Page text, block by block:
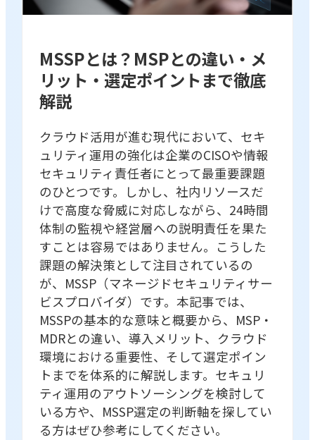
MSSPとは？MSPとの違い・メ
リット・選定ポイントまで徹底
解説
クラウド活用が進む現代において、セキ
ュリティ運用の強化は企業のCISOや情報
セキュリティ責任者にとって最重要課題
のひとつです。しかし、社内リソースだ
けで高度な脅威に対応しながら、24時間
体制の監視や経営層への説明責任を果た
すことは容易ではありません。こうした
課題の解決策として注目されているの
が、MSSP（マネージドセキュリティサー
ビスプロバイダ）です。本記事では、
MSSPの基本的な意味と概要から、MSP・
MDRとの違い、導入メリット、クラウド
環境における重要性、そして選定ポイン
トまでを体系的に解説します。セキュリ
ティ運用のアウトソーシングを検討して
いる方や、MSSP選定の判断軸を探してい
る方はぜひ参考にしてください。